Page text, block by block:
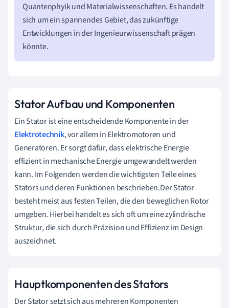
Quantenphyik und Materialwissenschaften. Es handelt
sich um ein spannendes Gebiet, das zukünftige
Entwicklungen in der Ingenieurwissenschaft prägen
könnte.
Stator Aufbau und Komponenten
Ein Stator ist eine entscheidende Komponente in der
Elektrotechnik, vor allem in Elektromotoren und
Generatoren. Er sorgt dafür, dass elektrische Energie
effizient in mechanische Energie umgewandelt werden
kann. Im Folgenden werden die wichtigsten Teile eines
Stators und deren Funktionen beschrieben.Der Stator
besteht meist aus festen Teilen, die den beweglichen Rotor
umgeben. Hierbei handelt es sich oft um eine zylindrische
Struktur, die sich durch Präzision und Effizienz im Design
auszeichnet.
Hauptkomponenten des Stators
Der Stator setzt sich aus mehreren Komponenten